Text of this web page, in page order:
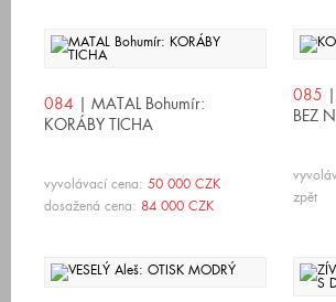
084 | MATAL Bohumír:
KORÁBY TICHA
vyvolávací cena: 50 000 CZK
dosažená cena: 84 000 CZK
085
BEZ
zpět